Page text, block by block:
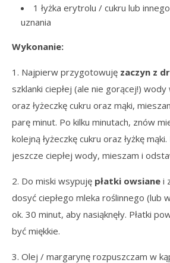
1 łyżka erytrolu / cukru lub
uznania
Wykonanie:
1. Najpierw przygotowuję zaczyn z
szklanki ciepłej (ale nie gorącej!)
oraz łyżeczkę cukru oraz mąki,
parę minut. Po kilku minutach, znów
kolejną łyżeczkę cukru oraz łyżkę
jeszcze ciepłej wody, mieszam i
2. Do miski wsypuję płatki owsiane i
dosyć ciepłego mleka roślinnego (lub
ok. 30 minut, aby nasiąknęły. Płatki
być miękkie.
3. Olej / margarynę rozpuszczam w